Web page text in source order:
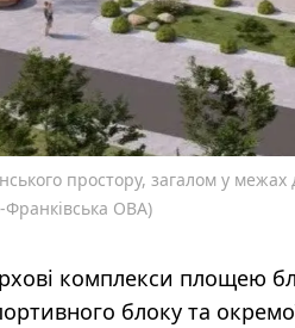
простору, загалом у
Франківська ОВА)
комплекси площею
блоку та